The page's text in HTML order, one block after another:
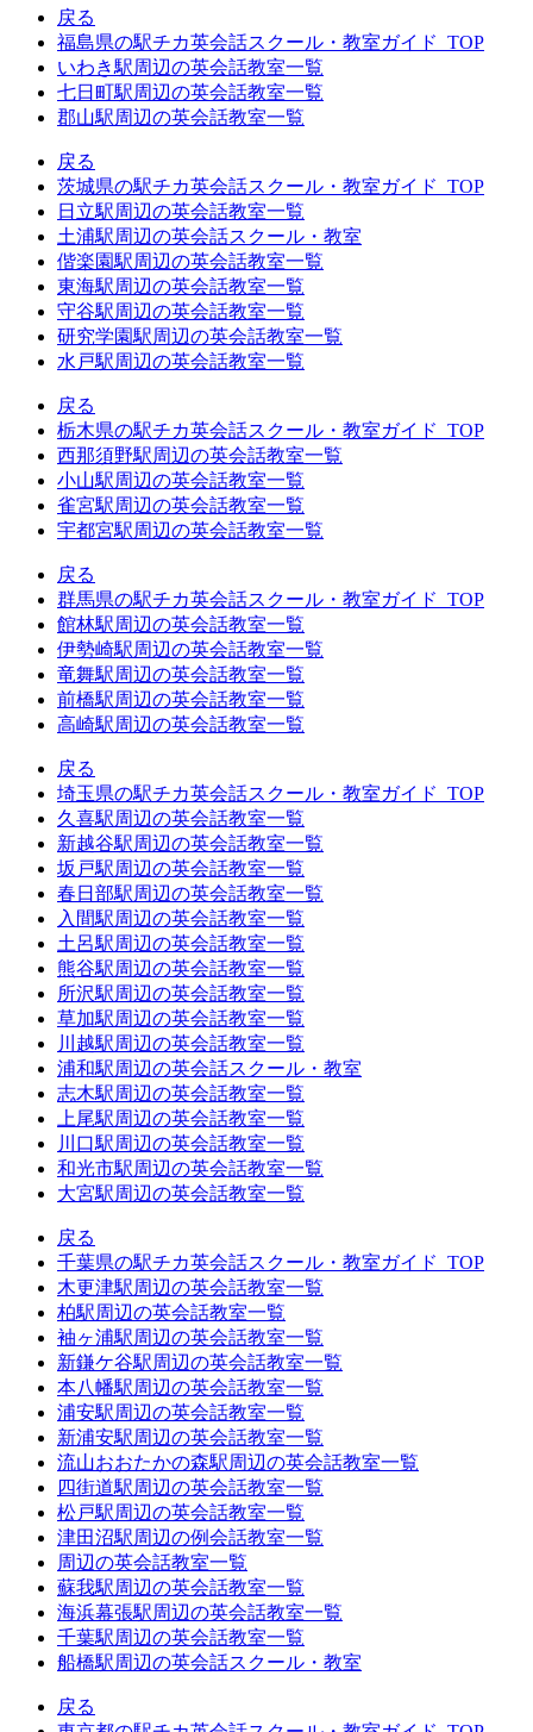
戻る
福島県の駅チカ英会話スクール・教室ガイド_TOP
いわき駅周辺の英会話教室一覧
七日町駅周辺の英会話教室一覧
郡山駅周辺の英会話教室一覧
戻る
茨城県の駅チカ英会話スクール・教室ガイド_TOP
日立駅周辺の英会話教室一覧
土浦駅周辺の英会話スクール・教室
偕楽園駅周辺の英会話教室一覧
東海駅周辺の英会話教室一覧
守谷駅周辺の英会話教室一覧
研究学園駅周辺の英会話教室一覧
水戸駅周辺の英会話教室一覧
戻る
栃木県の駅チカ英会話スクール・教室ガイド_TOP
西那須野駅周辺の英会話教室一覧
小山駅周辺の英会話教室一覧
雀宮駅周辺の英会話教室一覧
宇都宮駅周辺の英会話教室一覧
戻る
群馬県の駅チカ英会話スクール・教室ガイド_TOP
館林駅周辺の英会話教室一覧
伊勢崎駅周辺の英会話教室一覧
竜舞駅周辺の英会話教室一覧
前橋駅周辺の英会話教室一覧
高崎駅周辺の英会話教室一覧
戻る
埼玉県の駅チカ英会話スクール・教室ガイド_TOP
久喜駅周辺の英会話教室一覧
新越谷駅周辺の英会話教室一覧
坂戸駅周辺の英会話教室一覧
春日部駅周辺の英会話教室一覧
入間駅周辺の英会話教室一覧
土呂駅周辺の英会話教室一覧
熊谷駅周辺の英会話教室一覧
所沢駅周辺の英会話教室一覧
草加駅周辺の英会話教室一覧
川越駅周辺の英会話教室一覧
浦和駅周辺の英会話スクール・教室
志木駅周辺の英会話教室一覧
上尾駅周辺の英会話教室一覧
川口駅周辺の英会話教室一覧
和光市駅周辺の英会話教室一覧
大宮駅周辺の英会話教室一覧
戻る
千葉県の駅チカ英会話スクール・教室ガイド_TOP
木更津駅周辺の英会話教室一覧
柏駅周辺の英会話教室一覧
袖ヶ浦駅周辺の英会話教室一覧
新鎌ケ谷駅周辺の英会話教室一覧
本八幡駅周辺の英会話教室一覧
浦安駅周辺の英会話教室一覧
新浦安駅周辺の英会話教室一覧
流山おおたかの森駅周辺の英会話教室一覧
四街道駅周辺の英会話教室一覧
松戸駅周辺の英会話教室一覧
津田沼駅周辺の例会話教室一覧
周辺の英会話教室一覧
蘇我駅周辺の英会話教室一覧
海浜幕張駅周辺の英会話教室一覧
千葉駅周辺の英会話教室一覧
船橋駅周辺の英会話スクール・教室
戻る